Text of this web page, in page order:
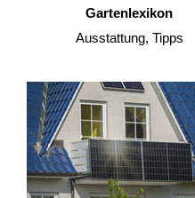
Gartenlexikon
Ausstattung, Tipps